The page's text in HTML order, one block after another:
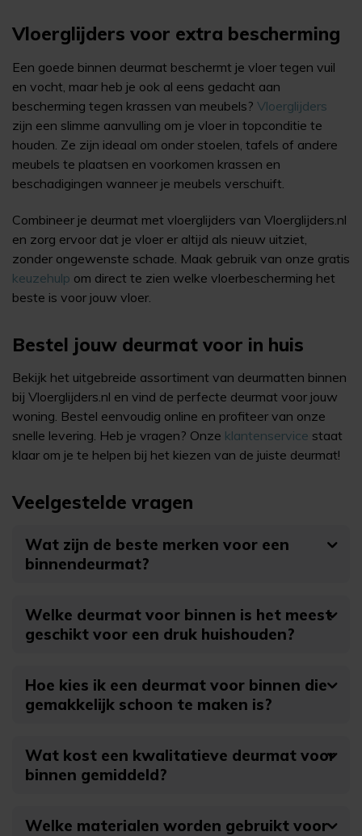
Vloerglijders voor extra bescherming
Een goede binnen deurmat beschermt je vloer tegen vuil
en vocht, maar heb je ook al eens gedacht aan
bescherming tegen krassen van meubels? Vloerglijders
zijn een slimme aanvulling om je vloer in topconditie te
houden. Ze zijn ideaal om onder stoelen, tafels of andere
meubels te plaatsen en voorkomen krassen en
beschadigingen wanneer je meubels verschuift.
Combineer je deurmat met vloerglijders van Vloerglijders.nl
en zorg ervoor dat je vloer er altijd als nieuw uitziet,
zonder ongewenste schade. Maak gebruik van onze gratis
keuzehulp om direct te zien welke vloerbescherming het
beste is voor jouw vloer.
Bestel jouw deurmat voor in huis
Bekijk het uitgebreide assortiment van deurmatten binnen
bij Vloerglijders.nl en vind de perfecte deurmat voor jouw
woning. Bestel eenvoudig online en profiteer van onze
snelle levering. Heb je vragen? Onze klantenservice staat
klaar om je te helpen bij het kiezen van de juiste deurmat!
Veelgestelde vragen
Wat zijn de beste merken voor een
binnendeurmat?
Welke deurmat voor binnen is het meest
geschikt voor een druk huishouden?
Hoe kies ik een deurmat voor binnen die
gemakkelijk schoon te maken is?
Wat kost een kwalitatieve deurmat voor
binnen gemiddeld?
Welke materialen worden gebruikt voor